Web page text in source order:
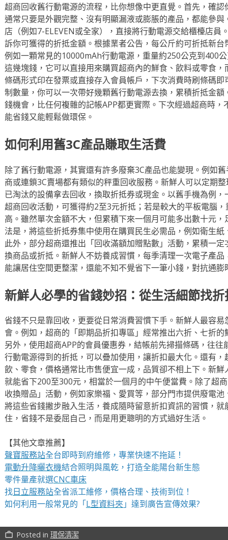
超商回收舊行動電源的流程，比你想像中更直覺。首先，確
通常只要是外觀完整、沒有明顯漏液或膨脹的產品，都能參
店（例如7-ELEVEN或全家），直接將行動電源交給櫃檯店員
訴你可獲得的折抵金額。根據業者公告，每公斤約可折抵新
例如一顆常見的10000mAh行動電源，重量約250公克到400
這幾塊錢，它可以直接用來購買超商內的鮮食、飲料或零食
條碼形式印在發票或直接存入會員帳戶，下次消費時刷條碼
制數量，你可以一次帶好幾顆舊行動電源去換，累積折抵金
錢機會，比任何複雜的記帳APP都更實際。下次經過超商時
能省錢又能輕鬆做環保。
如何利用舊3C產品賺取生活費
除了舊行動電源，其實還有許多廢棄3C產品也能變現。例如
商或連鎖3C賣場都有類似的秤重回收服務。新鮮人可以定期
已淘汰的設備拿去回收，換取折抵券或現金。以舊手機為例
超商回收活動，可獲得約2至3元折抵；若是較大的平板電腦
高。雖然單次金額不大，但累積下來一個月可能多出數十元
法是，將這些折抵券集中使用在購買民生必需品，例如衛生
此外，部分超商還推出「回收滿額加贈點數」活動，累積一
換商品或折抵。新鮮人不妨養成習慣，每季清理一次電子產
能讓居住空間更整潔，還能不知不覺省下一筆小錢，對抗通膨
新鮮人必學的省錢妙招：從生活細節找折
省錢不只是靠回收，更要從日常消費習慣下手。新鮮人最容
會。例如，超商的「即期品折扣專區」經常推出六折、七折
另外，使用超商APP的會員優惠券，結帳前先掃描條碼，往
行動電源得到的折抵，可以疊加使用，讓折扣最大化。還有
飲、零食，價格通常比市售便宜一成，品質卻不相上下。新
就能省下200至300元，相當於一個月的中午便當費。除了超
收換贈品」活動，例如家樂福、愛買等，部分門市提供廢電
將這些省錢撇步融入生活，養成隨時留意折扣資訊的習慣，
住，省錢不是委屈自己，而是用更聰明的方式過好生活。
【其他文章推薦】
聲寶服務站全台即時到府維修，專業快速不拖延！
電動升降曬衣機結合照明與風乾，打造全能陽台新生態
零件量產就選CNC車床
找日立服務站全省派工維修，價格合理、技術到位！
如何利用一般常見的「L型資料夾」達到廣告宣傳效果?
work_outline Posted in 環保清潔